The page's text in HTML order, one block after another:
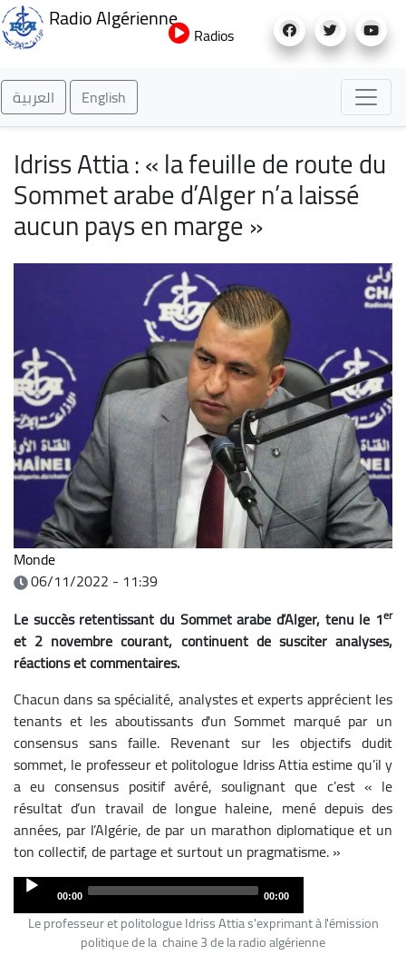
au
Radio Algérienne
Radios
العربية English
Idriss Attia : « la feuille de route du
Sommet arabe d’Alger n’a laissé
aucun pays en marge »
Monde
06/11/2022 - 11:39
Le succès retentissant du Sommet arabe d’Alger, tenu le 1er
et 2 novembre courant, continuent de susciter analyses,
réactions et commentaires.
Chacun dans sa spécialité, analystes et experts apprécient les
tenants et les aboutissants d'un Sommet marqué par un
consensus sans faille. Revenant sur les objectifs dudit
sommet, le professeur et politologue Idriss Attia estime qu’il y
a eu consensus positif avéré, soulignant que c’est « le
résultat d’un travail de longue haleine, mené depuis des
années, par l’Algérie, de par un marathon diplomatique et un
ton collectif, de partage et surtout un pragmatisme. »
Audio
Player 00:00 00:00
Le professeur et politologue Idriss Attia s'exprimant à l'émission
politique de la chaine 3 de la radio algérienne